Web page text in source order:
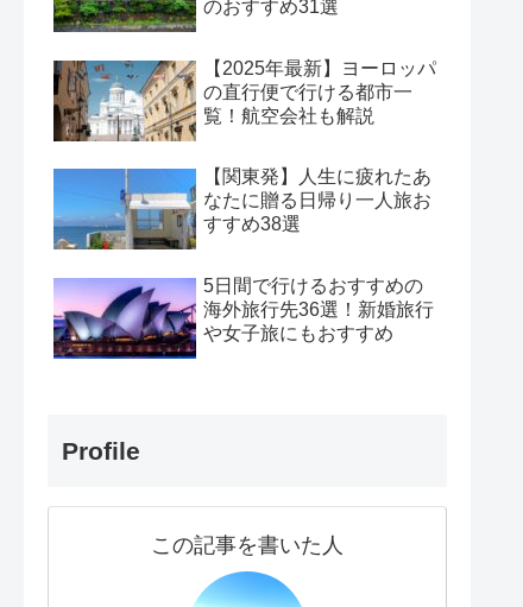
のおすすめ31選
【2025年最新】ヨーロッパ
の直行便で行ける都市一
覧！航空会社も解説
【関東発】人生に疲れたあ
なたに贈る日帰り一人旅お
すすめ38選
5日間で行けるおすすめの
海外旅行先36選！新婚旅行
や女子旅にもおすすめ
Profile
この記事を書いた人